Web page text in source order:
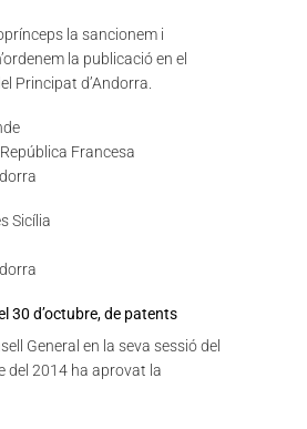
la sancionem i
la publicació en el
Principat d’Andorra.
Francesa
Sicília
30 d’octubre, de patents
General en la seva sessió del
del 2014 ha aprovat la